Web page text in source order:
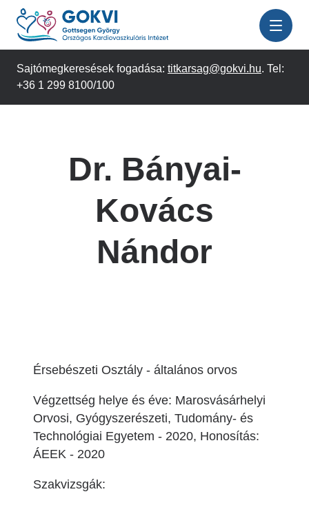
Ugrás
tartalomra
Sajtómegkeresések fogadása: titkarsag@gokvi.hu. Tel:
+36 1 299 8100/100
Dr. Bányai-
Kovács
Nándor
Érsebészeti Osztály - általános orvos
Végzettség helye és éve: Marosvásárhelyi
Orvosi, Gyógyszerészeti, Tudomány- és
Technológiai Egyetem - 2020, Honosítás:
ÁEEK - 2020
Szakvizsgák: